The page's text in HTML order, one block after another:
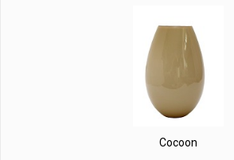
Cocoon